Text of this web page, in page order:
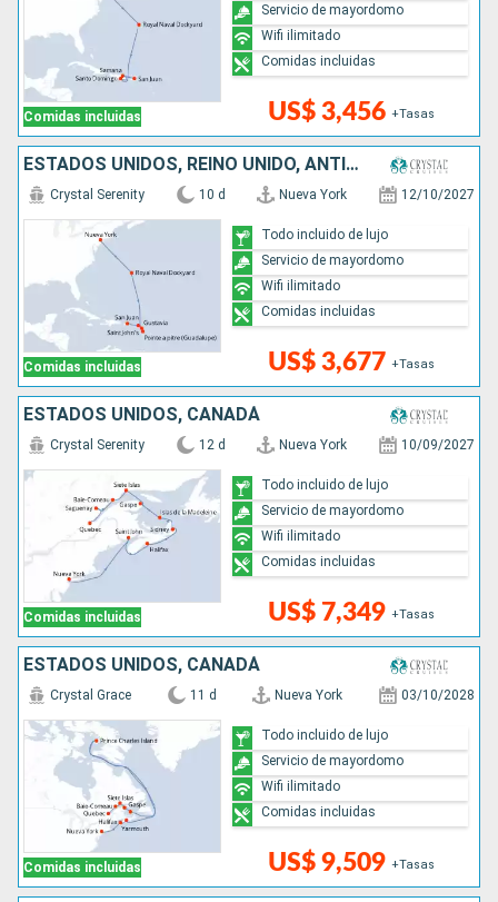
Comidas incluidas US$ 3,456 +Tasas
Servicio de mayordomo
Wifi ilimitado
Comidas incluidas
ESTADOS UNIDOS, REINO UNIDO, ANTIGUA Y BARBUDA, FRANCIA, PUERTO RICO
Comidas incluidas
Crystal Serenity 10 d Nueva York 12/10/2027
US$ 3,677 +Tasas
Todo incluido de lujo
Servicio de mayordomo
Wifi ilimitado
Comidas incluidas
ESTADOS UNIDOS, CANADÁ
Comidas incluidas
Crystal Serenity 12 d Nueva York 10/09/2027
US$ 7,349 +Tasas
Todo incluido de lujo
Servicio de mayordomo
Wifi ilimitado
Comidas incluidas
ESTADOS UNIDOS, CANADÁ
Comidas incluidas
Crystal Grace 11 d Nueva York 03/10/2028
US$ 9,509 +Tasas
Todo incluido de lujo
Servicio de mayordomo
Wifi ilimitado
Comidas incluidas